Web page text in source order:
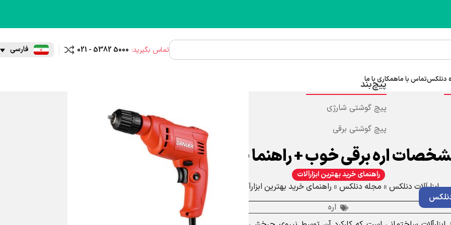
تماس بگیرید: 021 - 5382 5000 مقایسه فارسی
پیچ‌بند
پیچ گوشتی شارژی
پیچ گوشتی برقی
دنلکستماس با ما همکاری با ما
اره برقی خوب + راهنما خرید
راهنمای خرید بهترین ابزارآلات
ابزارآلات دنلکس» مجله دنلکس» راهنمای خرید بهترین ابزارآلات
اره